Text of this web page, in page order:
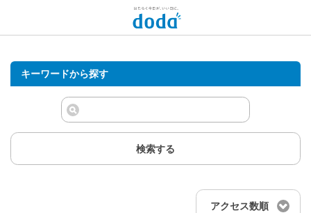
キーワードから探す
検索する
アクセス数順